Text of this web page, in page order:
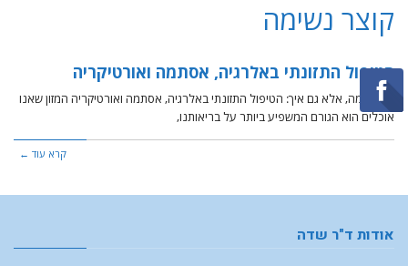
קוצר נשימה
הטיפול התזונתי באלרגיה, אסתמה ואורטיקריה
לא רק מה, אלא גם איך: הטיפול התזונתי באלרגיה, אסתמה ואורטיקריה המזון שאנו
אוכלים הוא הגורם המשפיע ביותר על בריאותנו,
קרא עוד ←
אודות ד"ר שדה